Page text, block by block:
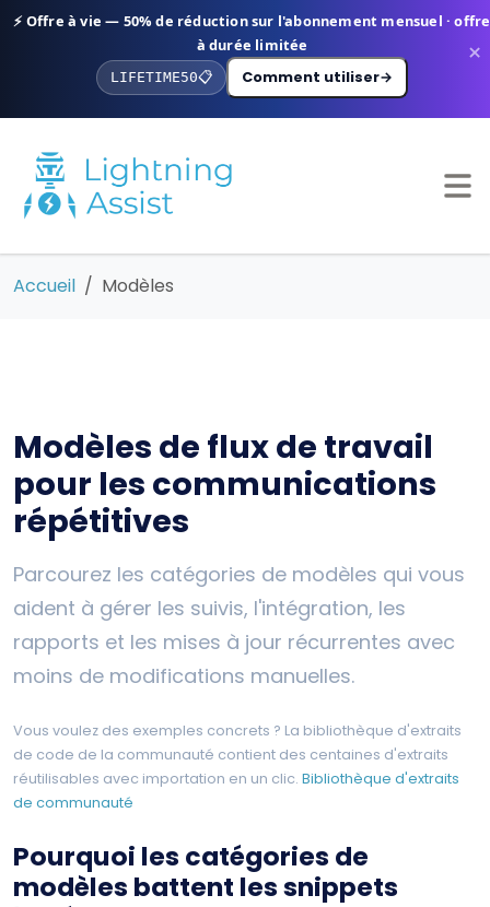
⚡ Offre à vie — 50% de réduction sur l'abonnement mensuel · offre
à durée limitée
LIFETIME50📋 Comment utiliser→
×
Accueil Modèles
Modèles de flux de travail
pour les communications
répétitives
Parcourez les catégories de modèles qui vous
aident à gérer les suivis, l'intégration, les
rapports et les mises à jour récurrentes avec
moins de modifications manuelles.
Vous voulez des exemples concrets ? La bibliothèque d'extraits
de code de la communauté contient des centaines d'extraits
réutilisables avec importation en un clic. Bibliothèque d'extraits
de communauté
Pourquoi les catégories de
modèles battent les snippets